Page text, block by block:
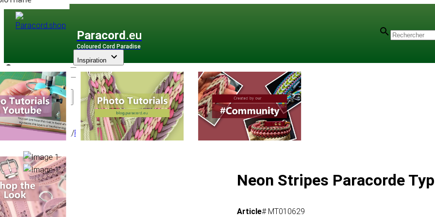
Paracord .eu
Coloured Cord Paradise
Assortiment
Inspiration
Paracorde /Paracord Type II/425 Multicolore
Neon Stripes Paracorde
Article# MT010629